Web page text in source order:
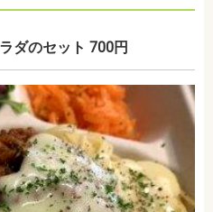
ダのセット 700円